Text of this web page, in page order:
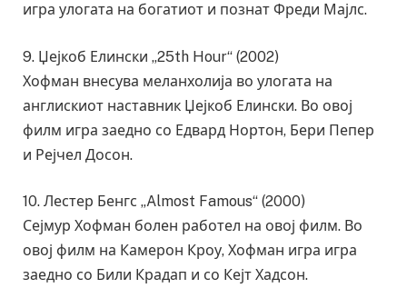
игра улогата на богатиот и познат Фреди Мајлс.
9. Џејкоб Елински „25th Hour“ (2002)
Хофман внесува меланхолија во улогата на
англискиот наставник Џејкоб Елински. Во овој
филм игра заедно со Едвард Нортон, Бери Пепер
и Рејчел Досон.
10. Лестер Бенгс „Almost Famous“ (2000)
Сејмур Хофман болен работел на овој филм. Во
овој филм на Камерон Кроу, Хофман игра игра
заедно со Били Крадап и со Кејт Хадсон.